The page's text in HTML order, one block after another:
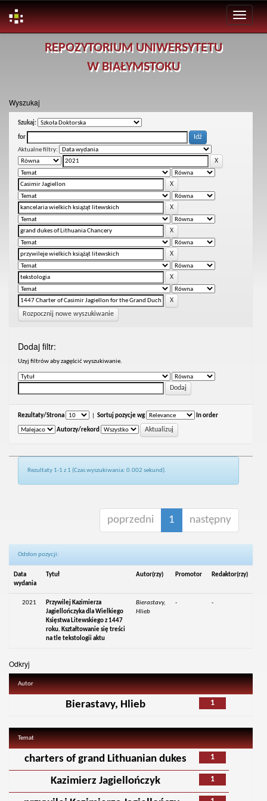
REPOZYTORIUM UNIWERSYTETU
W BIAŁYMSTOKU
Wyszukaj
Szukaj:
for
Aktualne filtry:
Rozpocznij nowe wyszukiwanie
Dodaj filtr:
Uzyj filtrów aby zagęścić wyszukiwanie.
Rezultaty/Strona Sortuj pozycje wg In order
Autorzy/rekord
Rezultaty 1-1 z 1 (Czas wyszukiwania: 0.002 sekund).
poprzedni 1 następny
Odsłon pozycji:
Data
wydania
Tytuł Autor(rzy) Promotor Redaktor(rzy)
2021
Przywilej Kazimierza
Jagiellończyka dla Wielkiego
Księstwa Litewskiego z 1447
roku. Kształtowanie się treści
na tle tekstologii aktu
Bierastavy,
Hlieb
- -
Odkryj
Autor
1
Bierastavy, Hlieb
Temat
1
charters of grand Lithuanian dukes
1
Kazimierz Jagiellończyk